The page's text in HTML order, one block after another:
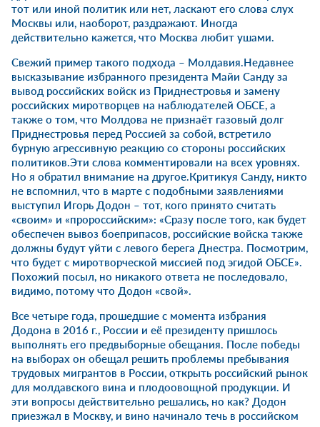
тот или иной политик или нет, ласкают его слова слух
Москвы или, наоборот, раздражают. Иногда
действительно кажется, что Москва любит ушами.
Свежий пример такого подхода – Молдавия.Недавнее
высказывание избранного президента Майи Санду за
вывод российских войск из Приднестровья и замену
российских миротворцев на наблюдателей ОБСЕ, а
также о том, что Молдова не признаёт газовый долг
Приднестровья перед Россией за собой, встретило
бурную агрессивную реакцию со стороны российских
политиков.Эти слова комментировали на всех уровнях.
Но я обратил внимание на другое.Критикуя Санду, никто
не вспомнил, что в марте с подобными заявлениями
выступил Игорь Додон – тот, кого принято считать
«своим» и «пророссийским»: «Сразу после того, как будет
обеспечен вывоз боеприпасов, российские войска также
должны будут уйти с левого берега Днестра. Посмотрим,
что будет с миротворческой миссией под эгидой ОБСЕ».
Похожий посыл, но никакого ответа не последовало,
видимо, потому что Додон «свой».
Все четыре года, прошедшие с момента избрания
Додона в 2016 г., России и её президенту пришлось
выполнять его предвыборные обещания. После победы
на выборах он обещал решить проблемы пребывания
трудовых мигрантов в России, открыть российский рынок
для молдавского вина и плодоовощной продукции. И
эти вопросы действительно решались, но как? Додон
приезжал в Москву, и вино начинало течь в российском